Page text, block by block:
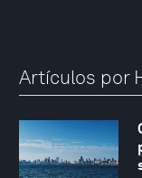
Artículos por